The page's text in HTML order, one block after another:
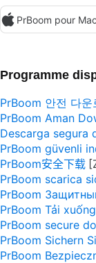
PrBoom pour Mac
Programme
PrBoom 안전 다운
PrBoom Aman
Descarga segura
PrBoom güvenli
PrBoom安全下载
PrBoom scarica
PrBoom
PrBoom Tải
PrBoom secure
PrBoom Sichern
PrBoom